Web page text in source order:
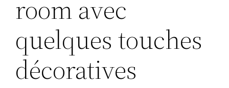
room avec
quelques touches
décoratives